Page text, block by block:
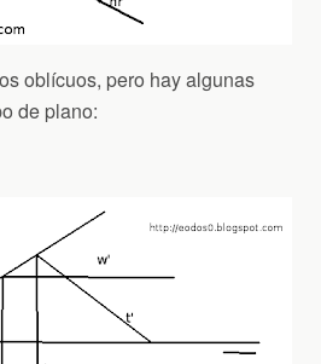
oblícuos, pero hay algunas
de plano: